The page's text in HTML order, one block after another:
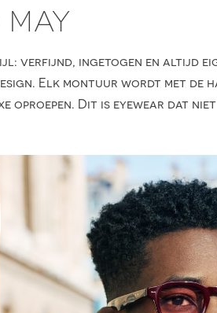
MAY
verfijnd, ingetogen en altijd
Elk montuur wordt met
oproepen. Dit is eyewear dat